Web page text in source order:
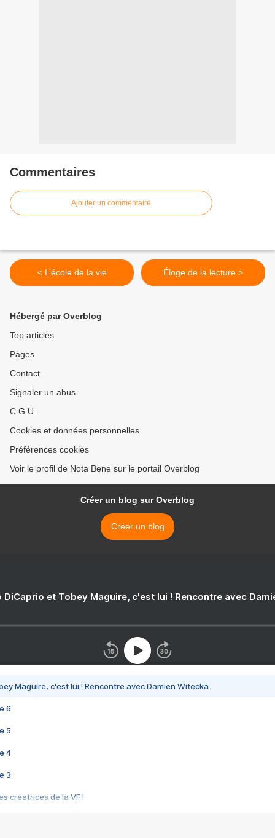
Commentaires
Ajouter un commentaire
< L’école de la vie Éloge de la lecture >
Hébergé par Overblog
Top articles
Pages
Contact
Signaler un abus
C.G.U.
Cookies et données personnelles
Préférences cookies
Voir le profil de Nota Bene sur le portail Overblog
Créer un blog sur Overblog
Créer un blog
DiCaprio et Tobey Maguire, c'est lui ! Rencontre avec
Maguire, c'est lui ! Rencontre avec Damien Witecka
6
5
4
3
créatrices de la VF !